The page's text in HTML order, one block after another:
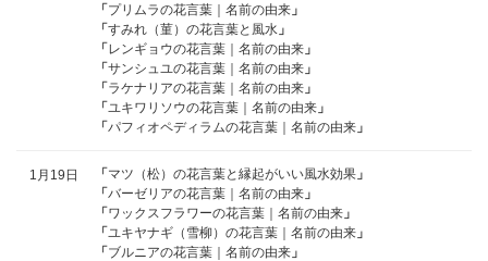
「プリムラの花言葉｜名前の由来 」
「すみれ（菫）の花言葉と風水 」
「レンギョウの花言葉｜名前の由来 」
「サンシュユの花言葉｜名前の由来 」
「ラケナリアの花言葉｜名前の由来 」
「ユキワリソウの花言葉｜名前の由来 」
「パフィオペディラムの花言葉｜名前の由来 」
1月19日 「マツ（松）の花言葉と縁起がいい風水効果 」
「バーゼリアの花言葉｜名前の由来 」
「ワックスフラワーの花言葉｜名前の由来 」
「ユキヤナギ（雪柳）の花言葉｜名前の由来 」
「ブルニアの花言葉｜名前の由来 」